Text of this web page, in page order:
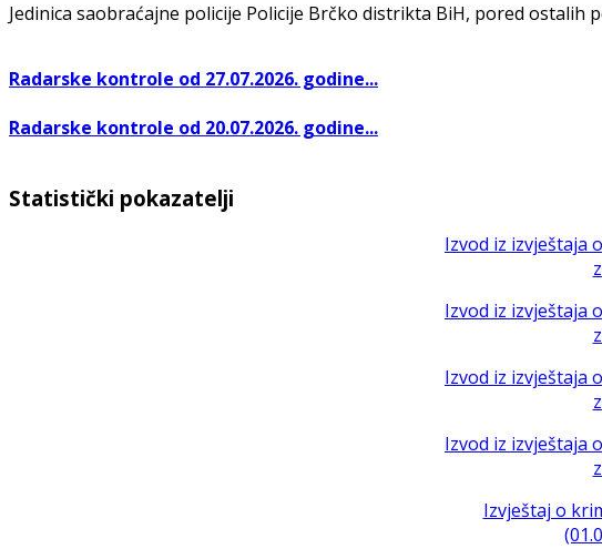
Jedinica saobraćajne policije Policije Brčko distrikta BiH, pored ostalih
Radarske kontrole od 27.07.2026. godine...
Radarske kontrole od 20.07.2026. godine...
Statistički pokazatelji
Izvod iz izvještaja
Izvod iz izvještaja
Izvod iz izvještaja
Izvod iz izvještaja
Izvještaj o